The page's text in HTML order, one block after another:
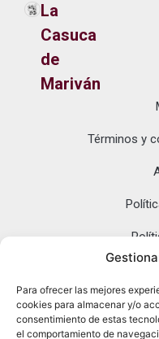
Para ofrecer las mejores
cookies para almacenar y/o
consentimiento de estas
el comportamiento de
La
Casuca
de
Mariván
Mariván: tesoros
auténticos con
en Península.
Pl. Mayor del
Fuero, 2, 39540
Términos y